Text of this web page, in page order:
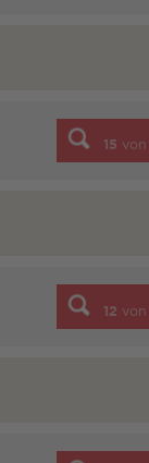
15 von
12 von